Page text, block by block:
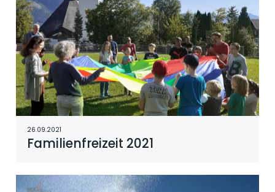
26.09.2021
Familienfreizeit 2021